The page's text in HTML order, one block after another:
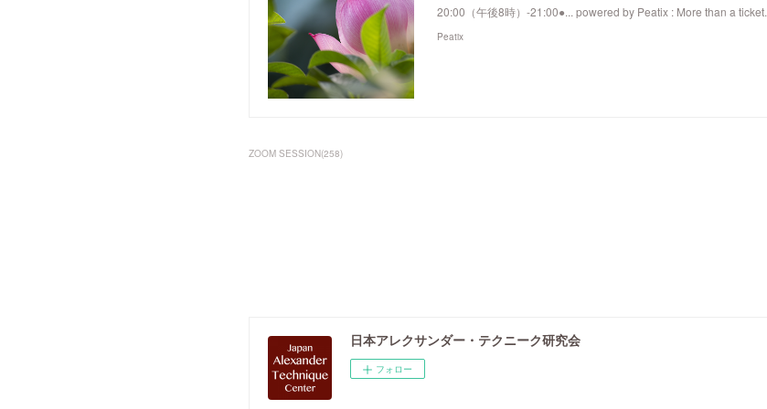
20:00（午後8時）-21:00●... powered by Peatix : More than a ticket.
Peatix
ZOOM SESSION(258)
日本アレクサンダー・テクニーク研究会
フォロー